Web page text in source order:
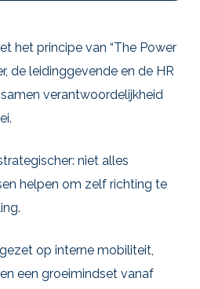
het principe van “The Power
de leidinggevende en de HR
verantwoordelijkheid
niet alles
helpen om zelf richting te
op interne mobiliteit,
een groeimindset vanaf